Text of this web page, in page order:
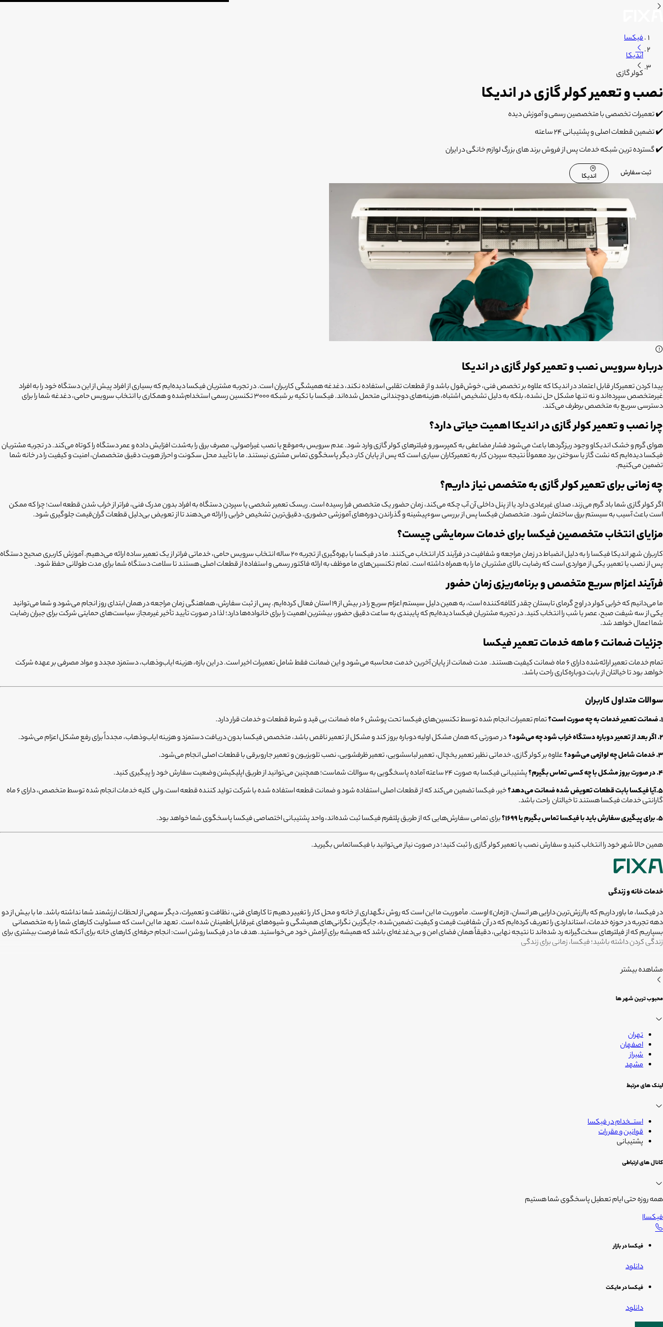
فیکسا
اندیکا
کولر گازی
نصب و تعمیر کولر گازی در اندیکا
✔️ تعمیرات تخصصی با متخصصین رسمی و آموزش دیده
✔️ تضمین قطعات اصلی و پشتیبانی 24 ساعته
✔️ گسترده ترین شبکه خدمات پس از فروش برند های بزرگ لوازم خانگی در ایران
ثبت سفارش اندیکا
درباره سرویس نصب و تعمیر کولر گازی در اندیکا
پیدا کردن تعمیرکار قابل اعتماد در اندیکا که علاوه بر تخصص فنی، خوش‌قول باشد و از قطعات تقلبی استفاده نکند، دغدغه همیشگی کاربران است. در تجربه مشتریان فیکسا دیده‌ایم که بسیاری از افراد پیش از این دستگاه خود را به افراد
غیرمتخصص سپرده‌اند و نه تنها مشکل حل نشده، بلکه به دلیل تشخیص اشتباه، هزینه‌های دوچندانی متحمل شده‌اند. فیکسا با تکیه بر شبکه ۳۰۰۰ تکنسین رسمی استخدام‌شده و همکاری با انتخاب سرویس حامی، دغدغه شما را برای
دسترسی سریع به متخصص برطرف می‌کند.
چرا نصب و تعمیر کولر گازی در اندیکا اهمیت حیاتی دارد؟
هوای گرم و خشک اندیکاو وجود ریزگردها باعث می‌شود فشار مضاعفی به کمپرسور و فیلترهای کولر گازی وارد شود. عدم سرویس به‌موقع یا نصب غیراصولی، مصرف برق را به‌شدت افزایش داده و عمر دستگاه را کوتاه می‌کند. در تجربه مشتریان
فیکسا دیده‌ایم که نشت گاز یا سوختن برد معمولاً نتیجه سپردن کار به تعمیرکاران سیاری است که پس از پایان کار، دیگر پاسخگوی تماس مشتری نیستند. ما با تأیید محل سکونت و احراز هویت دقیق متخصصان، امنیت و کیفیت را در خانه شما
تضمین می‌کنیم.
چه زمانی برای تعمیر کولر گازی به متخصص نیاز داریم؟
اگر کولر گازی شما باد گرم می‌زند، صدای غیرعادی دارد یا از پنل داخلی آن آب چکه می‌کند، زمان حضور یک متخصص فرا رسیده است. ریسک تعمیر شخصی یا سپردن دستگاه به افراد بدون مدرک فنی، فراتر از خراب شدن قطعه است؛ چرا که ممکن
است باعث آسیب به سیستم برق ساختمان شود. متخصصان فیکسا پس از بررسی سوءپیشینه و گذراندن دوره‌های آموزشی حضوری، دقیق‌ترین تشخیص خرابی را ارائه می‌دهند تا از تعویض بی‌دلیل قطعات گران‌قیمت جلوگیری شود.
مزایای انتخاب متخصصین فیکسا برای خدمات سرمایشی چیست؟
کاربران شهر اندیکا فیکسا را به دلیل انضباط در زمان مراجعه و شفافیت در فرآیند کار انتخاب می‌کنند. ما در فیکسا با بهره‌گیری از تجربه ۲۰ ساله انتخاب سرویس حامی، خدماتی فراتر از یک تعمیر ساده ارائه می‌دهیم. آموزش کاربری صحیح دستگاه
پس از نصب یا تعمیر، یکی از مواردی است که رضایت بالای مشتریان ما را به همراه داشته است. تمام تکنسین‌های ما موظف به ارائه فاکتور رسمی و استفاده از قطعات اصلی هستند تا سلامت دستگاه شما برای مدت طولانی حفظ شود.
فرآیند اعزام سریع متخصص و برنامه‌ریزی زمان حضور
ما می‌دانیم که خرابی کولر در اوج گرمای تابستان چقدر کلافه‌کننده است، به همین دلیل سیستم اعزام سریع را در بیش از 19 استان فعال کرده‌ایم. پس از ثبت سفارش، هماهنگی زمان مراجعه در همان ابتدای روز انجام می‌شود و شما می‌توانید
یکی از سه شیفت صبح، عصر یا شب را انتخاب کنید. در تجربه مشتریان فیکسا دیده‌ایم که پایبندی به ساعت دقیق حضور، بیشترین اهمیت را برای خانواده‌ها دارد؛ لذا در صورت تأیید تأخیر غیرمجاز، سیاست‌های حمایتی شرکت برای جبران رضایت
شما اعمال خواهد شد.
جزئیات ضمانت ۶ ماهه خدمات تعمیر فیکسا
تمام خدمات تعمیر ارائه‌شده دارای ۶ ماه ضمانت کیفیت هستند. مدت ضمانت از پایان آخرین خدمت محاسبه می‌شود و این ضمانت فقط شامل تعمیرات اخیر است. در این بازه، هزینه ایاب‌وذهاب، دستمزد مجدد و مواد مصرفی بر عهده شرکت
خواهد بود تا خیالتان از بابت دوباره‌کاری راحت باشد.
سوالات متداول کاربران
۱. ضمانت تعمیر خدمات به چه صورت است؟
تمام تعمیرات انجام شده توسط تکنسین‌های فیکسا تحت پوشش ۶ ماه ضمانت بی قید و شرط قطعات و خدمات قرار دارد.
۲. اگر بعد از تعمیر دوباره دستگاه خراب شود چه می‌شود؟
در صورتی که همان مشکل اولیه دوباره بروز کند و مشکل از تعمیر ناقص باشد، متخصص فیکسا بدون دریافت دستمزد و هزینه ایاب‌وذهاب، مجدداً برای رفع مشکل اعزام می‌شود.
۳. خدمات شامل چه لوازمی می‌شود؟
علاوه بر کولر گازی، خدماتی نظیر تعمیر یخچال، تعمیر لباسشویی، تعمیر ظرفشویی، نصب تلویزیون و تعمیر جاروبرقی با قطعات اصلی انجام می‌شود.
۴. در صورت بروز مشکل با چه کسی تماس بگیرم؟
پشتیبانی فیکسا به صورت ۲۴ ساعته آماده پاسخگویی به سوالات شماست؛ همچنین می‌توانید از طریق اپلیکیشن وضعیت سفارش خود را پیگیری کنید.
5.آیا فیکسا بابت قطعات تعویض شده ضمانت می‌دهد؟
خیر، فیکسا تضمین می‌کند که از قطعات اصلی استفاده شود و ضمانت قطعه استفاده شده با شرکت تولید کننده قطعه است.ولی کلیه خدمات انجام شده توسط متخصص، دارای ۶ ماه
گارانتی خدمات فیکسا هستند تا خیالتان راحت باشد.
۵. برای پیگیری سفارش باید با فیکسا تماس بگیرم یا ۱۶۹۹؟
برای تمامی سفارش‌هایی که از طریق پلتفرم فیکسا ثبت شده‌اند، واحد پشتیبانی اختصاصی فیکسا پاسخگوی شما خواهد بود.
همین حالا شهر خود را انتخاب کنید و سفارش نصب یا تعمیر کولر گازی را ثبت کنید؛ در صورت نیاز می‌توانید با فیکساتماس بگیرید.
خدمات خانه و زندگی
در فیکسا، ما باور داریم که باارزش‌ترین دارایی هر انسان، «زمان» اوست. مأموریت ما این است که روش نگهداری از خانه و محل کار را تغییر دهیم تا کارهای فنی، نظافت و تعمیرات، دیگر سهمی از لحظات ارزشمند شما نداشته باشد. ما با بیش از دو
دهه تجربه در حوزه خدمات، استانداردی را تعریف کرده‌ایم که در آن شفافیت قیمت و کیفیت تضمین‌شده، جایگزین نگرانی‌های همیشگی و شیوه‌های غیرقابل‌اطمینان شده است. تعهد ما این است که مسئولیت کارهای شما را به متخصصانی
بسپاریم که از فیلترهای سخت‌گیرانه رد شده‌اند تا نتیجه نهایی، دقیقاً همان فضای امن و بی‌دغدغه‌ای باشد که همیشه برای آرامش خود می‌خواستید. هدف ما در فیکسا روشن است: انجام حرفه‌ای کارهای خانه برای آنکه شما فرصت بیشتری برای
زندگی کردن داشته باشید؛ فیکسا، زمانی برای زندگی
مشاهده بیشتر
محبوب ترین شهر ها
تهران
اصفهان
شیراز
مشهد
لینک های مرتبط
استــخدام در فیکسا
قوانین و مقررات
پشتیبانی
کانال های ارتباطی
همه روزه حتی ایام تعطیل پاسخگوی شما هستیم
فیکسا|
فیکسا در بازار
دانلود
فیکسا در مایکت
دانلود